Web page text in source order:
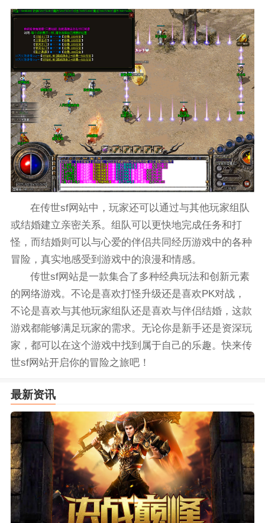
在传世sf网站中，玩家还可以通过与其他玩家组队
或结婚建立亲密关系。组队可以更快地完成任务和打
怪，而结婚则可以与心爱的伴侣共同经历游戏中的各种
冒险，真实地感受到游戏中的浪漫和情感。
传世sf网站是一款集合了多种经典玩法和创新元素
的网络游戏。不论是喜欢打怪升级还是喜欢PK对战，
不论是喜欢与其他玩家组队还是喜欢与伴侣结婚，这款
游戏都能够满足玩家的需求。无论你是新手还是资深玩
家，都可以在这个游戏中找到属于自己的乐趣。快来传
世sf网站开启你的冒险之旅吧！
最新资讯